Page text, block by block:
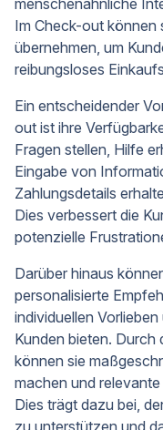
Im Check-out können
übernehmen, um
reibungsloses
Ein entscheidender
out ist ihre
Fragen stellen, Hilfe
Eingabe von
Zahlungsdetails
Dies verbessert die
potenzielle
Darüber hinaus
personalisierte
individuellen
Kunden bieten.
können sie
machen und
Dies trägt dazu bei,
zu unterstützen und